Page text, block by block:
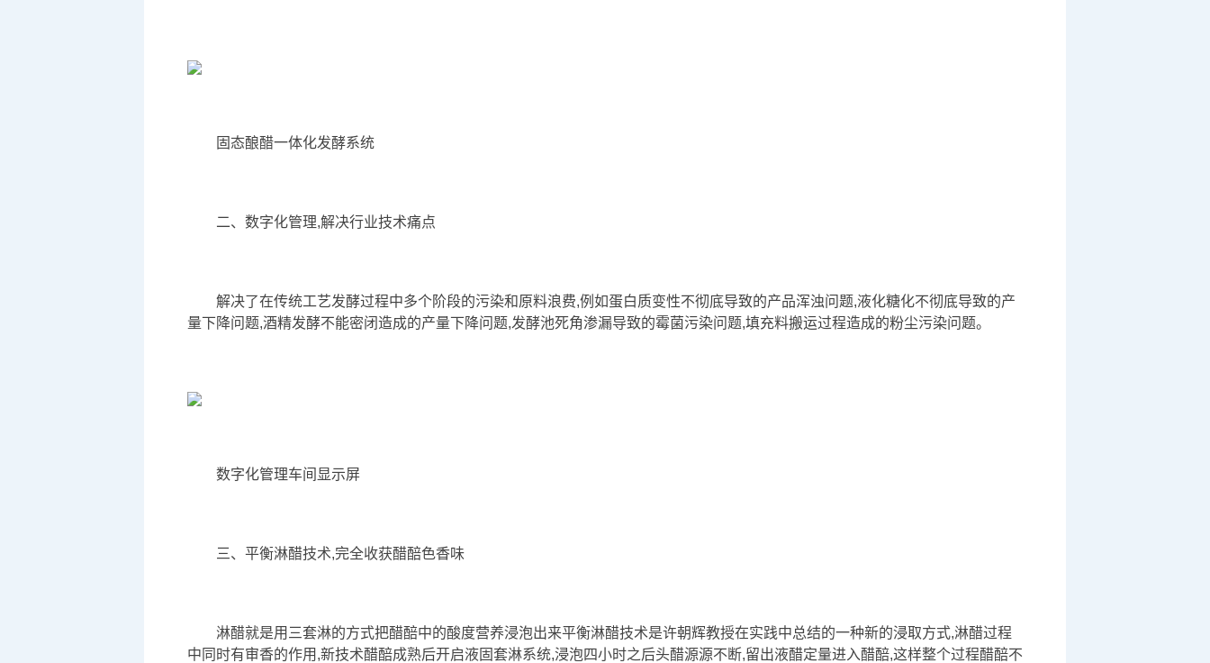
固态酿醋一体化发酵系统
二、数字化管理,解决行业技术痛点
解决了在传统工艺发酵过程中多个阶段的污染和原料浪费,例如蛋白质变性不彻底导致的产品浑浊问题,液化糖化不彻底导致的产
量下降问题,酒精发酵不能密闭造成的产量下降问题,发酵池死角渗漏导致的霉菌污染问题,填充料搬运过程造成的粉尘污染问题。
数字化管理车间显示屏
三、平衡淋醋技术,完全收获醋醅色香味
淋醋就是用三套淋的方式把醋醅中的酸度营养浸泡出来平衡淋醋技术是许朝辉教授在实践中总结的一种新的浸取方式,淋醋过程
中同时有审香的作用,新技术醋醅成熟后开启液固套淋系统,浸泡四小时之后头醋源源不断,留出液醋定量进入醋醅,这样整个过程醋醅不